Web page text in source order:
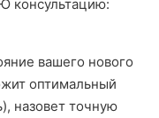
консультацию:
вашего нового
оптимальный
назовет точную